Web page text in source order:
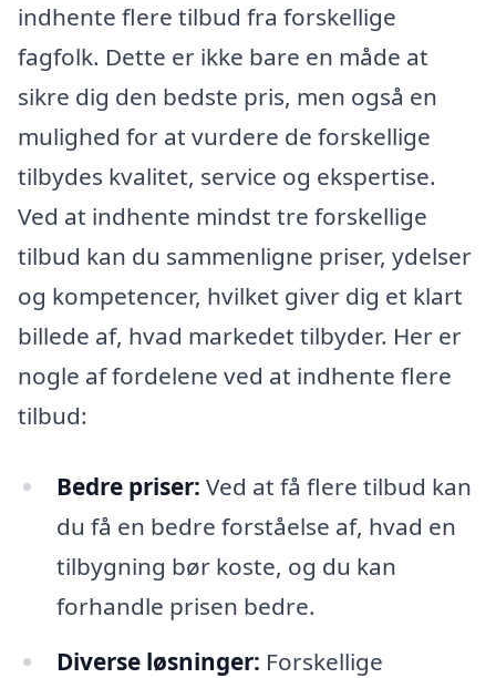
indhente flere tilbud fra forskellige
fagfolk. Dette er ikke bare en måde at
sikre dig den bedste pris, men også en
mulighed for at vurdere de forskellige
tilbydes kvalitet, service og ekspertise.
Ved at indhente mindst tre forskellige
tilbud kan du sammenligne priser, ydelser
og kompetencer, hvilket giver dig et klart
billede af, hvad markedet tilbyder. Her er
nogle af fordelene ved at indhente flere
tilbud:
Bedre priser: Ved at få flere tilbud kan
du få en bedre forståelse af, hvad en
tilbygning bør koste, og du kan
forhandle prisen bedre.
Diverse løsninger: Forskellige